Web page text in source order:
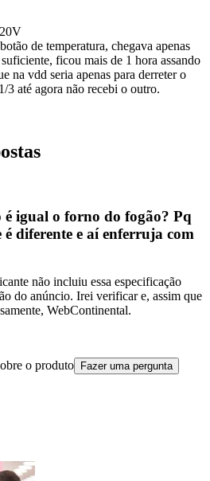
de temperatura, chegava apenas
ficou mais de 1 hora assando
na vdd seria apenas para derreter o
até agora não recebi o outro.
igual o forno do fogão? Pq
é diferente e aí enferruja com
não incluiu essa especificação
do anúncio. Irei verificar e, assim que
WebContinental.
o produto Fazer uma pergunta